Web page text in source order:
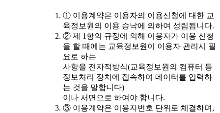
① 이용계약은 이용자의 이용신청에 대한 교
육정보원의 이용 승낙에 의하여 성립됩니다.
② 제 1항의 규정에 의해 이용자가 이용 신청
을 할 때에는 교육정보원이 이용자 관리시 필
요로 하는
사항을 전자적방식(교육정보원의 컴퓨터 등
정보처리 장치에 접속하여 데이터를 입력하
는 것을 말합니다)
이나 서면으로 하여야 합니다.
③ 이용계약은 이용자번호 단위로 체결하며,